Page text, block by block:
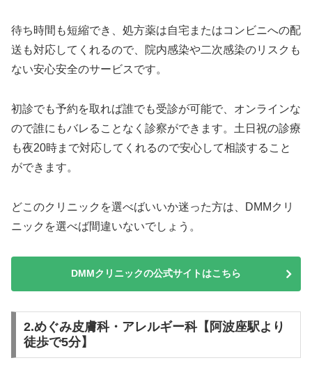
待ち時間も短縮でき、処方薬は自宅またはコンビニへの配
送も対応してくれるので、院内感染や二次感染のリスクも
ない安心安全のサービスです。
初診でも予約を取れば誰でも受診が可能で、オンラインな
ので誰にもバレることなく診察ができます。土日祝の診療
も夜20時まで対応してくれるので安心して相談すること
ができます。
どこのクリニックを選べばいいか迷った方は、DMMクリ
ニックを選べば間違いないでしょう。
DMMクリニックの公式サイトはこちら
2.めぐみ皮膚科・アレルギー科【阿波座駅より
徒歩で5分】